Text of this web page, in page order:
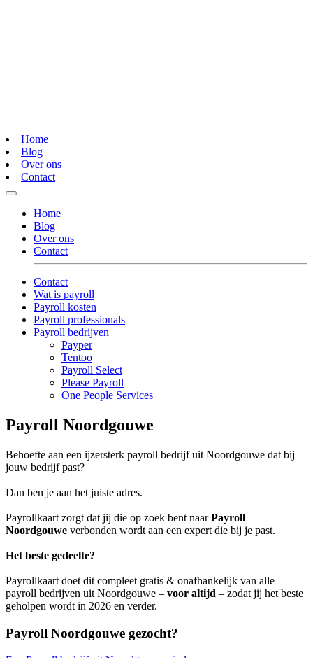
Home
Blog
Over ons
Contact
Home
Blog
Over ons
Contact
Contact
Wat is payroll
Payroll kosten
Payroll professionals
Payroll bedrijven
Payper
Tentoo
Payroll Select
Please Payroll
One People Services
Payroll Noordgouwe
Behoefte aan een ijzersterk payroll bedrijf uit Noordgouwe dat bij
jouw bedrijf past?
Dan ben je aan het juiste adres.
Payrollkaart zorgt dat jij die op zoek bent naarPayroll
Noordgouwe verbonden wordt aan een expert die bij je past.
Het beste gedeelte?
Payrollkaart doet dit compleet gratis & onafhankelijk van alle
payroll bedrijven uit Noordgouwe – voor altijd – zodat jij het beste
geholpen wordt in 2026 en verder.
Payroll Noordgouwe gezocht?